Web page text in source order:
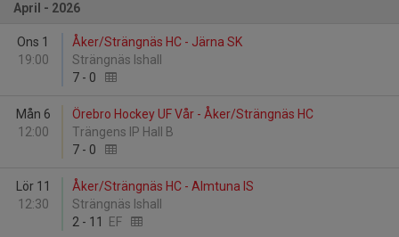
April - 2026
Ons 1
19:00
Åker/Strängnäs HC - Järna SK
Strängnäs Ishall
7 - 0
Mån 6
12:00
Örebro Hockey UF Vår - Åker/Strängnäs HC
Trängens IP Hall B
7 - 0
Lör 11
12:30
Åker/Strängnäs HC - Almtuna IS
Strängnäs Ishall
2 - 11 EF